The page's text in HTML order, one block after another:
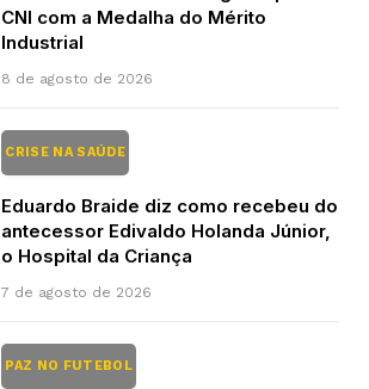
CNI com a Medalha do Mérito
Industrial
8 de agosto de 2026
CRISE NA SAÚDE
Eduardo Braide diz como recebeu do
antecessor Edivaldo Holanda Júnior,
o Hospital da Criança
7 de agosto de 2026
PAZ NO FUTEBOL